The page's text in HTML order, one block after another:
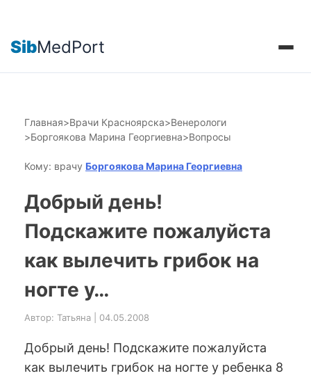
SibMedPort
Главная>Врачи Красноярска>Венерологи
>Боргоякова Марина Георгиевна>Вопросы
Кому: врачу Боргоякова Марина Георгиевна
Добрый день!
Подскажите пожалуйста
как вылечить грибок на
ногте у…
Автор: Татьяна | 04.05.2008
Добрый день! Подскажите пожалуйста
как вылечить грибок на ногте у ребенка 8